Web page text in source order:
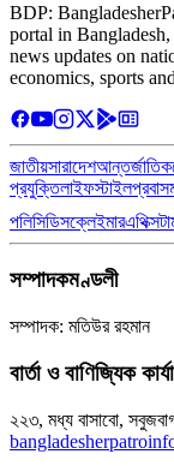
BDP:
portal in
news updates on
economics, sports
জাতীয়সারাদেশআন্তর্জাতিক
প্রযুক্তিলাইফস্টাইলপ্রবাস
পলিসিডিসক্লেইমারএথিক্স
সম্পাদকমণ্ডলী
সম্পাদক: মতিউর রহমান
বার্তা ও বাণিজ্যিক
২২৩, মধ্য বাসাবো,